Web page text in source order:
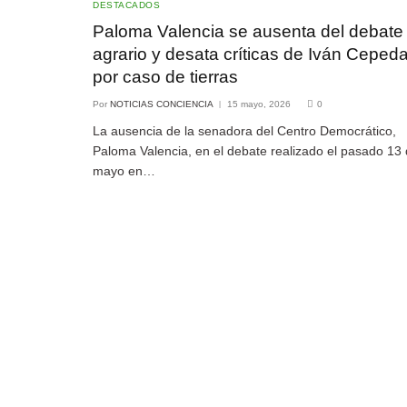
DESTACADOS
Paloma Valencia se ausenta del debate
agrario y desata críticas de Iván
por caso de tierras
Por NOTICIAS CONCIENCIA 15 mayo, 2026 0
La ausencia de la senadora del Centro Democrático,
Paloma Valencia, en el debate realizado el pasado 13
mayo en…